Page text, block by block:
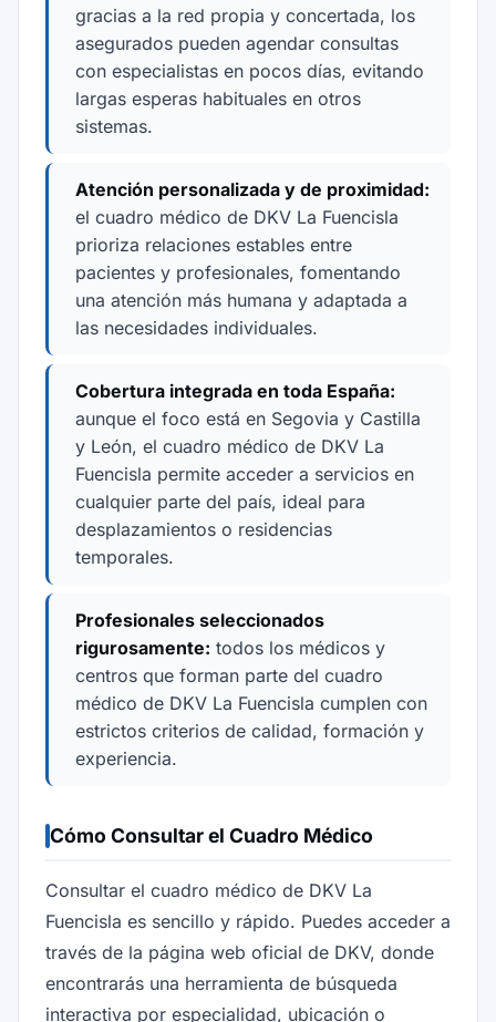
gracias a la red propia y concertada, los
asegurados pueden agendar consultas
con especialistas en pocos días, evitando
largas esperas habituales en otros
sistemas.
Atención personalizada y de proximidad:
el cuadro médico de DKV La Fuencisla
prioriza relaciones estables entre
pacientes y profesionales, fomentando
una atención más humana y adaptada a
las necesidades individuales.
Cobertura integrada en toda España:
aunque el foco está en Segovia y Castilla
y León, el cuadro médico de DKV La
Fuencisla permite acceder a servicios en
cualquier parte del país, ideal para
desplazamientos o residencias
temporales.
Profesionales seleccionados
rigurosamente: todos los médicos y
centros que forman parte del cuadro
médico de DKV La Fuencisla cumplen con
estrictos criterios de calidad, formación y
experiencia.
Cómo Consultar el Cuadro Médico
Consultar el cuadro médico de DKV La
Fuencisla es sencillo y rápido. Puedes acceder a
través de la página web oficial de DKV, donde
encontrarás una herramienta de búsqueda
interactiva por especialidad, ubicación o